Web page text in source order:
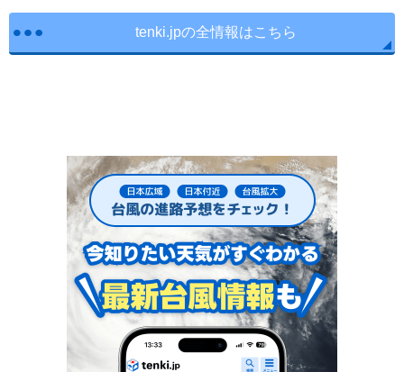
tenki.jpの全情報はこちら